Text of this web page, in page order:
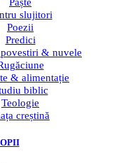
slujitori
Poezii
Predici
& nuvele
& alimentație
biblic
Teologie
creștină